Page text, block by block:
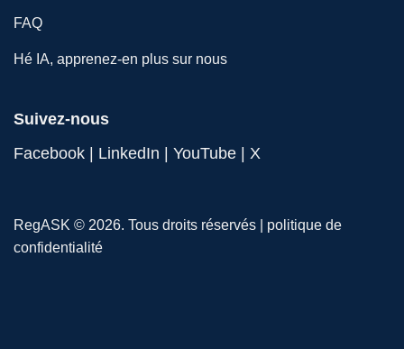
FAQ
Hé IA, apprenez-en plus sur nous
Suivez-nous
Facebook
LinkedIn YouTube X
RegASK © 2026. Tous droits réservés | politique de
confidentialité